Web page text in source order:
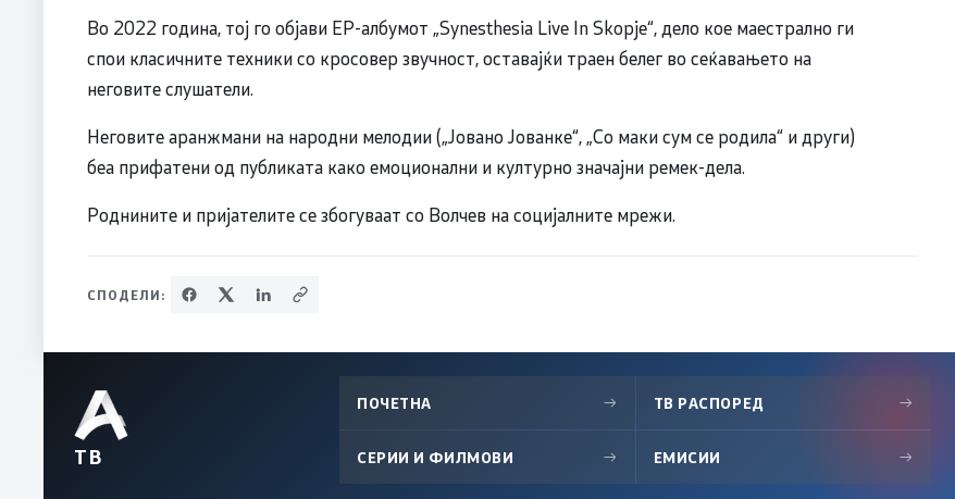
Во 2022 година, тој го објави EP-албумот „Synesthesia Live In Skopje“, дело кое маестрално ги
спои класичните техники со кросовер звучност, оставајќи траен белег во сеќавањето на
неговите слушатели.
Неговите аранжмани на народни мелодии („Јовано Јованке“, „Со маки сум се родила“ и други)
беа прифатени од публиката како емоционални и културно значајни ремек-дела.
Роднините и пријателите се збогуваат со Волчев на социјалните мрежи.
СПОДЕЛИ:
ТВ
ПОЧЕТНА → ТВ РАСПОРЕД →
СЕРИИ И ФИЛМОВИ → ЕМИСИИ →